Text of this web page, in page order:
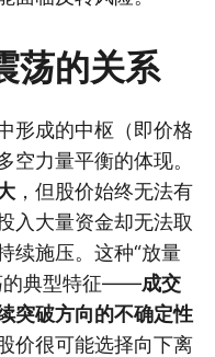
荡的关系
形成的中枢（即价格
空力量平衡的体现。
，但股价始终无法有
入大量资金却无法取
续施压。这种“放量
的典型特征——成交
突破方向的不确定性
价很可能选择向下离